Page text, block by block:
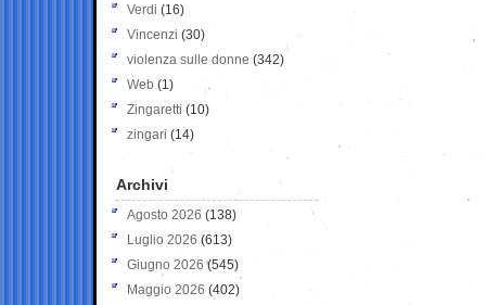
Verdi (16)
Vincenzi (30)
violenza sulle donne (342)
Web (1)
Zingaretti (10)
zingari (14)
Archivi
Agosto 2026 (138)
Luglio 2026 (613)
Giugno 2026 (545)
Maggio 2026 (402)